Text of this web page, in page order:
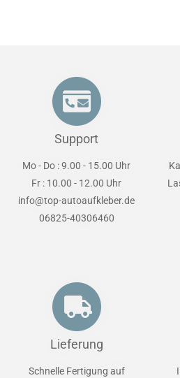
Support
Mo - Do : 9.00 - 15.00 Uhr
Fr : 10.00 - 12.00 Uhr
info@top-autoaufkleber.de
06825-40306460
Lieferung
Schnelle Fertigung auf